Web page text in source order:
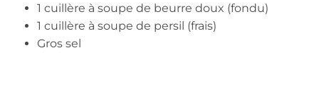
1 cuillère à soupe de beurre doux (fondu)
1 cuillère à soupe de persil (frais)
Gros sel